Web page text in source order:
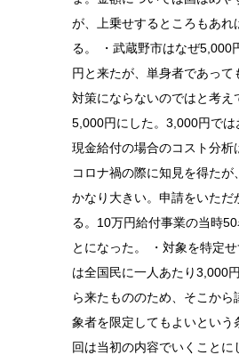
が、上乗せするところもあれ
る。 ・武蔵野市はなぜ5,000
円と来たが、単身者であっ
対策にならないのではと考え
5,000円にした。3,000円では
現金給付の場合のコスト分析
コロナ禍の際に知見を得た
かなり大きい。申請をいただ
る。10万円給付事業の当時
とになった。 ・対象を特定
は全国民に一人あたり3,000
ら来たもののため、そこか
象者を限定してもよいという
回は当初の内容でいくことに